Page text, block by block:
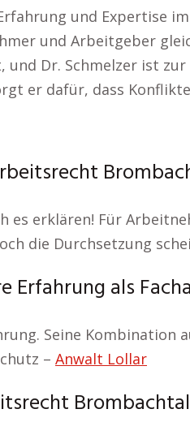
und Expertise
und Arbeitgeber
Dr. Schmelzer ist
er dafür, dass
es erklären! Für
die Durchsetzung
Erfahrung als
Seine
– Anwalt Lollar